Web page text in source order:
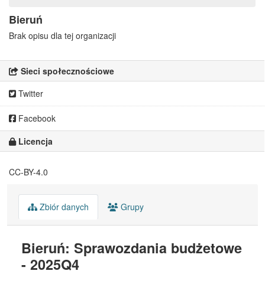
Bieruń
Brak opisu dla tej organizacji
Sieci społecznościowe
Twitter
Facebook
Licencja
CC-BY-4.0
Zbiór danych Grupy
Bieruń: Sprawozdania budżetowe
- 2025Q4